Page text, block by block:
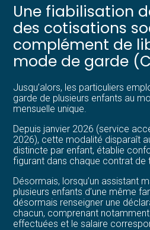
Être prêt pour la facturation
électronique
Une fiabilisation
des cotisations
complément de
mode de garde
Jusqu’alors, les particuliers
garde de plusieurs enfants au
mensuelle unique.
Depuis janvier 2026 (service
2026), cette modalité disparaît
distincte par enfant, établie
figurant dans chaque contrat de
Désormais, lorsqu’un assistant
plusieurs enfants d’une même
désormais renseigner une
chacun, comprenant notamment
effectuées et le salaire